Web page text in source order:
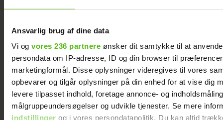
Ansvarlig brug af dine data
Vi og vores 236 partnere ønsker dit samtykke til at
persondata om IP-adresse, ID og din browser til
marketingformål. Disse oplysninger videregives til vores
opbevarer og tilgår oplysninger på din enhed for at vise dig
levere tilpasset indhold, foretage annonce- og
målgruppeundersøgelser og udvikle tjenester. Se mere
indstillinger og i vores persondatapolitik. Du kan altid